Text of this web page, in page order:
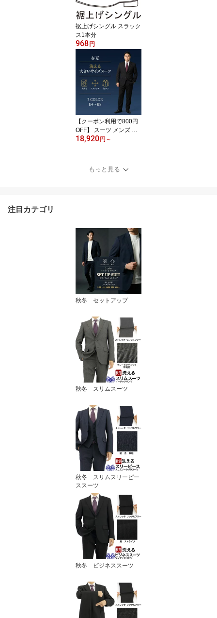
り上り防止 無地 千鳥格
子 ストライプ r01-slm-sl
acks
裾上げシングル スラック
ス1本分
968 円
【クーポン利用で800円
OFF】 スーツ メンズ 大
きいサイズ E体 K体 キン
ォッシャブル アジャスタ
ー ストレッチ リンクル
18,920 円 ～
もっと見る
注目カテゴリ
秋冬 セットアップ
秋冬 スリムスーツ
秋冬 スリムスリーピー
ススーツ
秋冬 ビジネススーツ